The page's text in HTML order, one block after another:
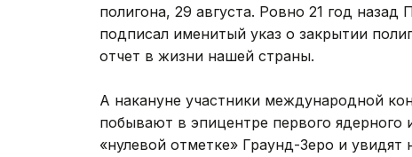
полигона, 29 августа. Ровно 21 год
подписал именитый указ о закрытии
отчет в жизни нашей страны.
А накануне участники международной
побывают в эпицентре первого ядерного
«нулевой отметке» Граунд-Зеро и